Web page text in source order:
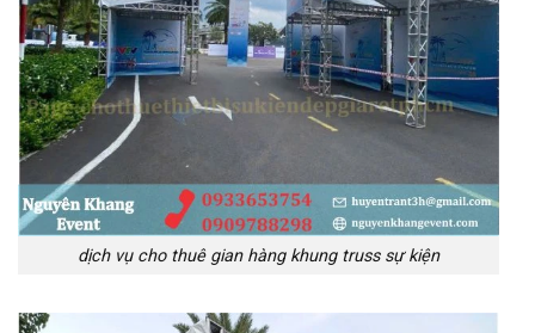
dịch vụ cho thuê gian hàng khung truss sự kiện